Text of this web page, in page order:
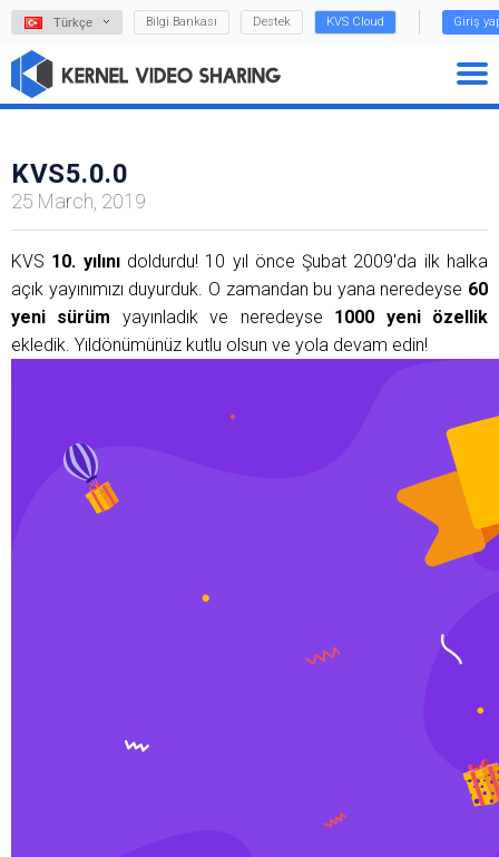
Türkçe Bilgi Bankası Destek KVS Cloud Giriş
KVS5.0.0
25 March, 2019
KVS 10. yılınıdoldurdu! 10 yıl önce Şubat 2009'da ilk halka
açık yayınımızı duyurduk. O zamandan bu yana neredeyse 60
yeni sürüm yayınladık ve neredeyse 1000 yeni özellik
ekledik. Yıldönümünüz kutlu olsun ve yola devam edin!